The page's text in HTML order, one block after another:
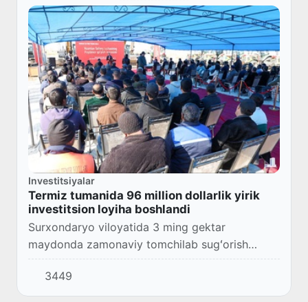
Investitsiyalar
Termiz tumanida 96 million dollarlik yirik
investitsion loyiha boshlandi
Surxondaryo viloyatida 3 ming gektar
maydonda zamonaviy tomchilab sugʻorish
texnologiyasi asosida paxta yetishtirish va uni
toʻliq sanoat zanjiri boʻyicha qayta ishlash
loyihasiga...
3449